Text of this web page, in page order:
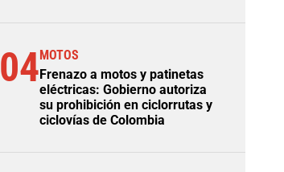
04MOTOS
Frenazo a motos y patinetas
eléctricas: Gobierno autoriza
su prohibición en ciclorrutas y
ciclovías de Colombia